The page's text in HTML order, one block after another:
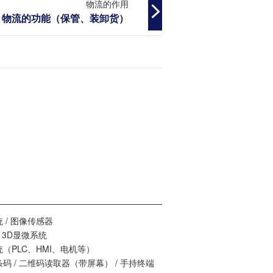
物流的作用
物流的功能（保管、装卸货）
/ 图像传感器
显微系统
PLC、HMI、电机等）
码 / 二维码读取器（带屏幕） / 手持终端